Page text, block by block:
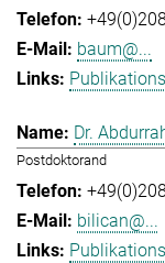
baum@...
Dr.
Postdoktorand
bilican@...